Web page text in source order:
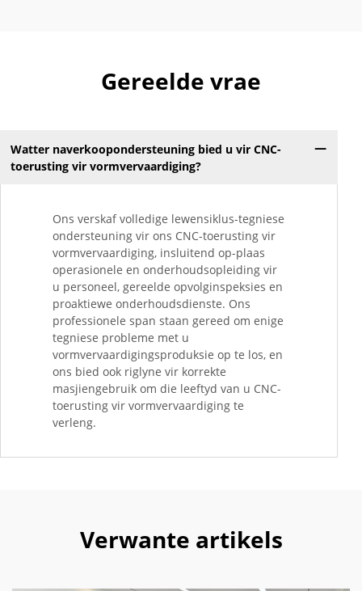
Gereelde vrae
Watter naverkoopondersteuning bied u vir CNC-
toerusting vir vormvervaardiging?
Ons verskaf volledige lewensiklus-tegniese
ondersteuning vir ons CNC-toerusting vir
vormvervaardiging, insluitend op-plaas
operasionele en onderhoudsopleiding vir
u personeel, gereelde opvolginspeksies en
proaktiewe onderhoudsdienste. Ons
professionele span staan gereed om enige
tegniese probleme met u
vormvervaardigingsproduksie op te los, en
ons bied ook riglyne vir korrekte
masjiengebruik om die leeftyd van u CNC-
toerusting vir vormvervaardiging te
verleng.
Verwante artikels